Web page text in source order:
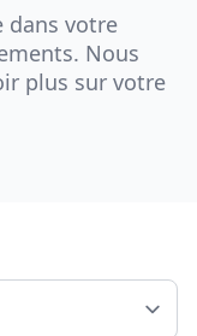
dans votre
Nous
plus sur votre